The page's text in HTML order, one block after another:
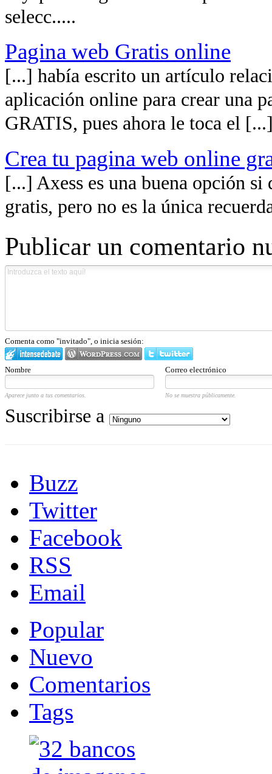
selecc.....
Pagina web Gratis online
[...] había escrito un artículo
aplicación online para crear una
GRATIS, pues ahora le toca el
Crea tu pagina web online
[...] Axess es una buena opción si
gratis, pero no es la única
Publicar un comentario
Comenta como "invitado", o inicia sesión:
Nombre Correo electrónico
Aparece junto a tus comentarios. No se muestra públicamente.
Suscribirse a
Buzz
Twitter
Facebook
RSS
Email
Popular
Nuevo
Comentarios
Tags